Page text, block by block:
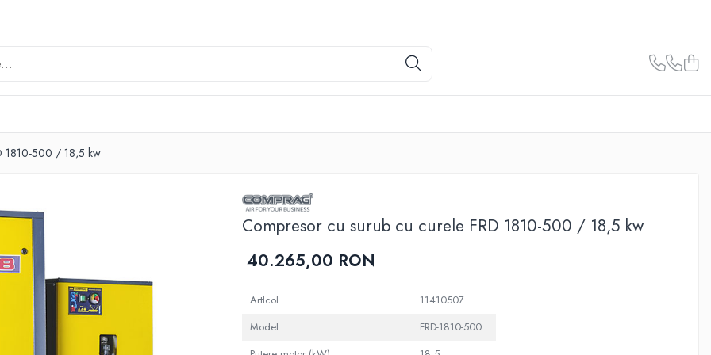
1810-500 / 18,5 kw
Compresor cu surub cu curele FRD 1810-500 / 18,5 kw
40.265,00 RON
ArtIcol
11410507
Model
FRD-1810-500